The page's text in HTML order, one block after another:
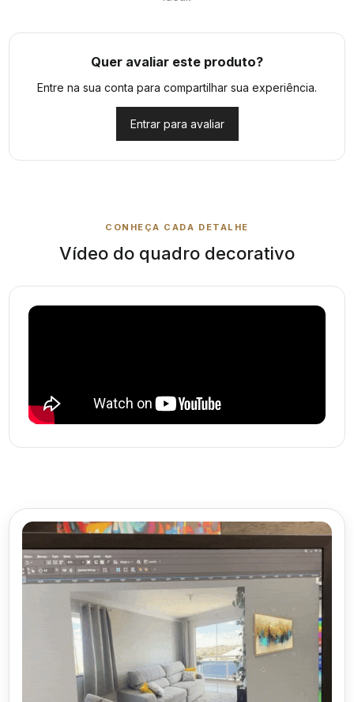
Quer avaliar este produto?
Entre na sua conta para compartilhar sua experiência.
Entrar para avaliar
CONHEÇA CADA DETALHE
Vídeo do quadro decorativo